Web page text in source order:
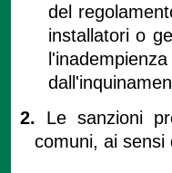
del
installatori o
2. Le sanzioni
comuni, ai sensi